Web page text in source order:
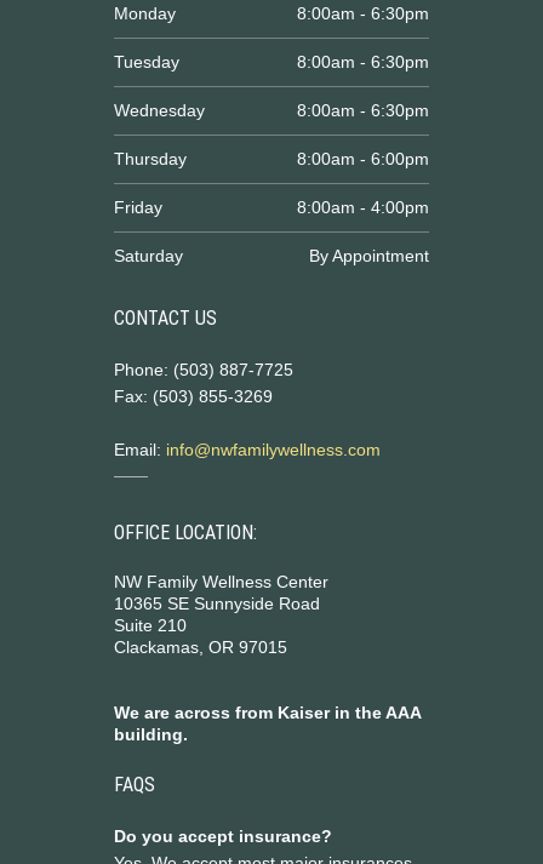
Monday 8:00am - 6:30pm
Tuesday 8:00am - 6:30pm
Wednesday 8:00am - 6:30pm
Thursday 8:00am - 6:00pm
Friday 8:00am - 4:00pm
Saturday By Appointment
CONTACT US
Phone: (503) 887-7725
Fax: (503) 855-3269
Email: info@nwfamilywellness.com
OFFICE LOCATION:
NW Family Wellness Center
10365 SE Sunnyside Road
Suite 210
Clackamas, OR 97015
We are across from Kaiser in the AAA
building.
FAQS
Do you accept insurance?